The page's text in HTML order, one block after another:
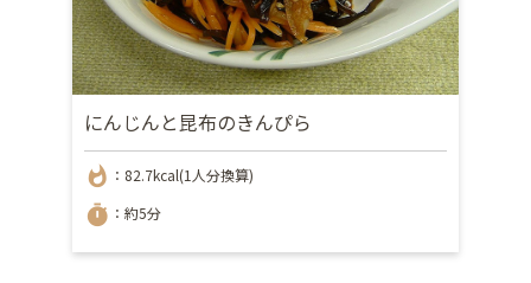
にんじんと昆布のきんぴら
whatshot ：82.7kcal(1人分換算)
timer ：約5分